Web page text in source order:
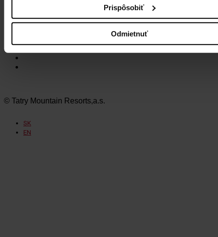
Prispôsobiť
Odmietnuť
Tatralandia
© Tatry Mountain Resorts,a.s.
SK
EN